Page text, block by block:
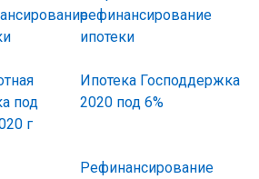
рефинансирование
ипотеки
Ипотека Господдержка
2020 под 6%
Рефинансирование